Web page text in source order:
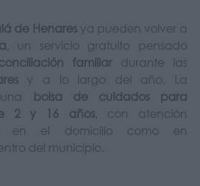
de Henaresya pueden volver a
, un servicio gratuito pensado
familiardurante las
y a lo largo del año. La
bolsa de cuidados para
2 y 16 años, con atención
en el domicilio como en
del municipio.